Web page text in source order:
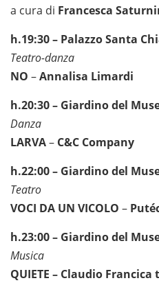
a cura di Francesca
h.19:30 – Palazzo Santa
Teatro-danza
NO –Annalisa Limardi
h.20:30 – Giardino del
Danza
LARVA– C&C Company
h.22:00 – Giardino del
Teatro
VOCI DA UN VICOLO –
h.23:00 – Giardino del
Musica
QUIETE – Claudio